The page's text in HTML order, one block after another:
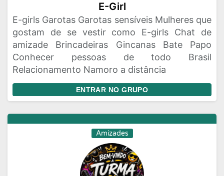
E-Girl
E-girls Garotas Garotas sensíveis Mulheres que
gostam de se vestir como E-girls Chat de
amizade Brincadeiras Gincanas Bate Papo
Conhecer pessoas de todo Brasil
Relacionamento Namoro a distância
ENTRAR NO GRUPO
Amizades